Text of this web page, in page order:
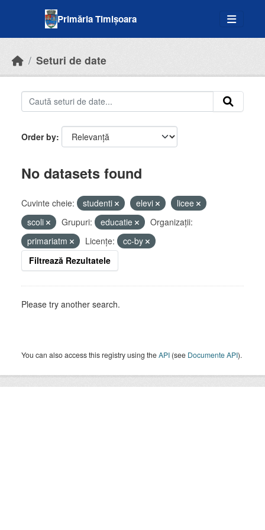
Primăria Timișoara
Seturi de date
Order by
No datasets found
Cuvinte cheie: studenti elevi
licee
scoli
Grupuri: educatie
Organizații:
primariatm
Licenţe:
cc-by
Filtrează Rezultatele
Please try another search.
You can also access this registry using theAPI (see Documente API).